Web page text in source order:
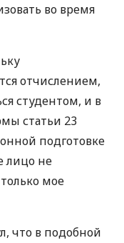
во время
отчислением,
студентом, и в
статьи 23
подготовке
лицо не
мое
что в подобной